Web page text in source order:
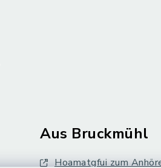
Aus Bruckmühl
Hoamatgfui zum